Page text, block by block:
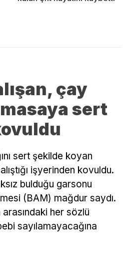
çay
masaya sert
sert şekilde koyan
işyerinden kovuldu.
bulduğu garsonu
(BAM) mağdur saydı.
her sözlü
sayılamayacağına